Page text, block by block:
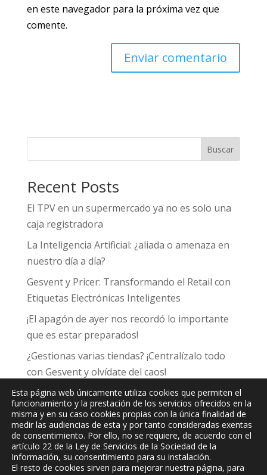
en este navegador para la próxima vez que
comente.
Buscar
Recent Posts
El TPV en un supermercado ya no es solo una
caja registradora
La Inteligencia Artificial: ¿aliada o amenaza en
nuestro día a día?
Gesvent y Pricer: Transformando el Retail con
Etiquetas Electrónicas Inteligentes
¡El apagón de ayer nos recordó lo importante
que es estar preparados!
¿Gestionas varias tiendas? ¡Centralízalo todo
con Gesvent y olvídate del caos!
JPCInformática y Comunicaciones, S.L.
Esta página web únicamente utiliza cookies que permiten el
funcionamiento y la prestación de los servicios ofrecidos en la
misma y en su caso cookies propias con la única finalidad de
medir las audiencias de esta y por tanto consideradas exentas
de consentimiento. Por ello, no se requiere, de acuerdo con el
artículo 22 de la Ley de Servicios de la Sociedad de la
Información, su consentimiento para su instalación.
El resto de cookies sirven para mejorar nuestra página, para